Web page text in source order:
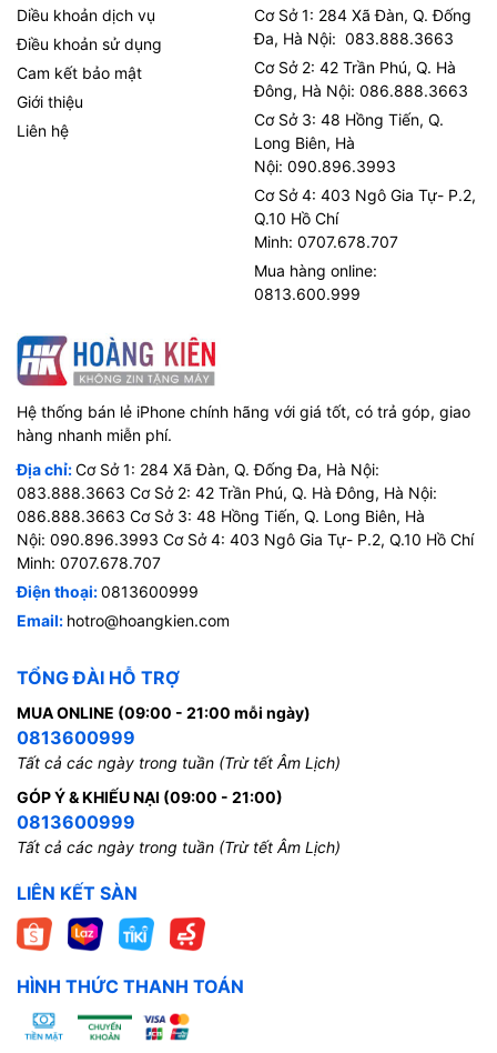
Diều khoản dịch vụ
Điều khoản sử dụng
Cam kết bảo mật
Giới thiệu
Liên hệ
Cơ Sở 1: 284 Xã Đàn, Q. Đống
Đa, Hà Nội: 083.888.3663
Cơ Sở 2: 42 Trần Phú, Q. Hà
Đông, Hà Nội: 086.888.3663
Cơ Sở 3: 48 Hồng Tiến, Q.
Long Biên, Hà
Nội: 090.896.3993
Cơ Sở 4: 403 Ngô Gia Tự- P.2,
Q.10 Hồ Chí
Minh: 0707.678.707
Mua hàng online:
0813.600.999
Hệ thống bán lẻ iPhone chính hãng với giá tốt, có trả góp, giao
hàng nhanh miễn phí.
Địa chỉ:Cơ Sở 1: 284 Xã Đàn, Q. Đống Đa, Hà Nội:
083.888.3663 Cơ Sở 2: 42 Trần Phú, Q. Hà Đông, Hà Nội:
086.888.3663 Cơ Sở 3: 48 Hồng Tiến, Q. Long Biên, Hà
Nội: 090.896.3993 Cơ Sở 4: 403 Ngô Gia Tự- P.2, Q.10 Hồ Chí
Minh: 0707.678.707
Điện thoại:0813600999
Email: hotro@hoangkien.com
TỔNG ĐÀI HỖ TRỢ
MUA ONLINE (09:00 - 21:00 mỗi ngày)
0813600999
Tất cả các ngày trong tuần (Trừ tết Âm Lịch)
GÓP Ý & KHIẾU NẠI (09:00 - 21:00)
0813600999
Tất cả các ngày trong tuần (Trừ tết Âm Lịch)
LIÊN KẾT SÀN
HÌNH THỨC THANH TOÁN